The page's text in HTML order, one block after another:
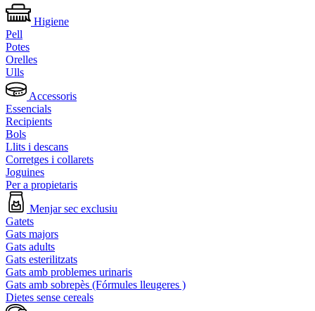
Higiene
Pell
Potes
Orelles
Ulls
Accessoris
Essencials
Recipients
Bols
Llits i descans
Corretges i collarets
Joguines
Per a propietaris
Menjar sec exclusiu
Gatets
Gats majors
Gats adults
Gats esterilitzats
Gats amb problemes urinaris
Gats amb sobrepès (Fórmules lleugeres )
Dietes sense cereals